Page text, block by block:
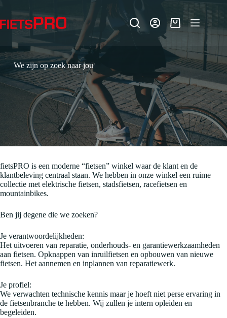
naar
de
inhoud
Winkelwagen
We zijn op zoek naar jou
fietsPRO is een moderne “fietsen” winkel waar de klant en de
klantbeleving centraal staan. We hebben in onze winkel een ruime
collectie met elektrische fietsen, stadsfietsen, racefietsen en
mountainbikes.
Ben jij degene die we zoeken?
Je verantwoordelijkheden:
Het uitvoeren van reparatie, onderhouds- en garantiewerkzaamheden
aan fietsen. Opknappen van inruilfietsen en opbouwen van nieuwe
fietsen. Het aannemen en inplannen van reparatiewerk.
Je profiel:
We verwachten technische kennis maar je hoeft niet perse ervaring in
de fietsenbranche te hebben. Wij zullen je intern opleiden en
begeleiden.